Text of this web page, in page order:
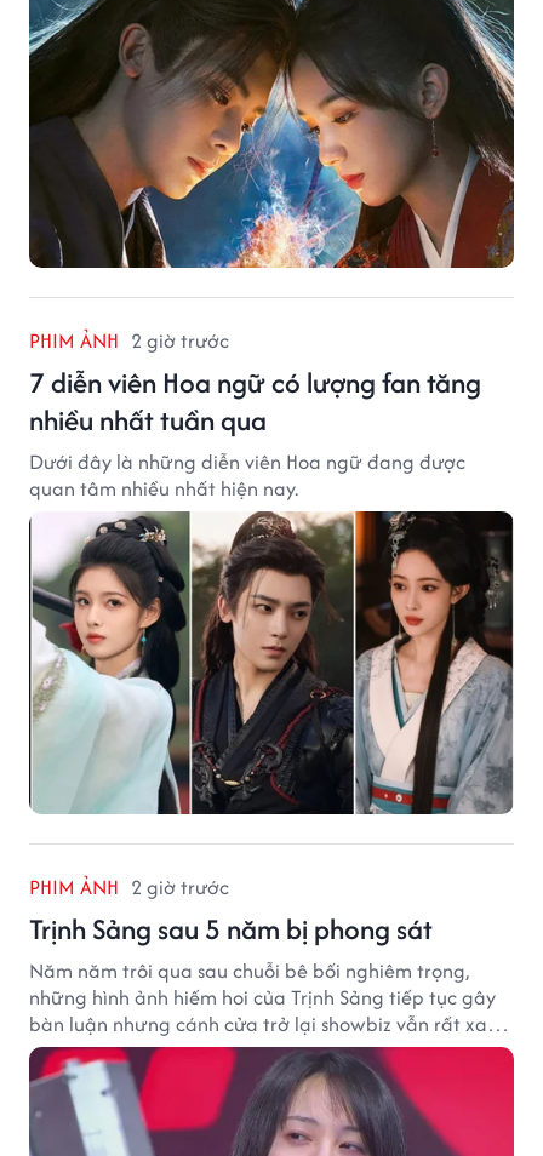
PHIM ẢNH 2 giờ trước
7 diễn viên Hoa ngữ có lượng fan tăng
nhiều nhất tuần qua
Dưới đây là những diễn viên Hoa ngữ đang được
quan tâm nhiều nhất hiện nay.
PHIM ẢNH 2 giờ trước
Trịnh Sảng sau 5 năm bị phong sát
Năm năm trôi qua sau chuỗi bê bối nghiêm trọng,
những hình ảnh hiếm hoi của Trịnh Sảng tiếp tục gây
bàn luận nhưng cánh cửa trở lại showbiz vẫn rất xa
vời.